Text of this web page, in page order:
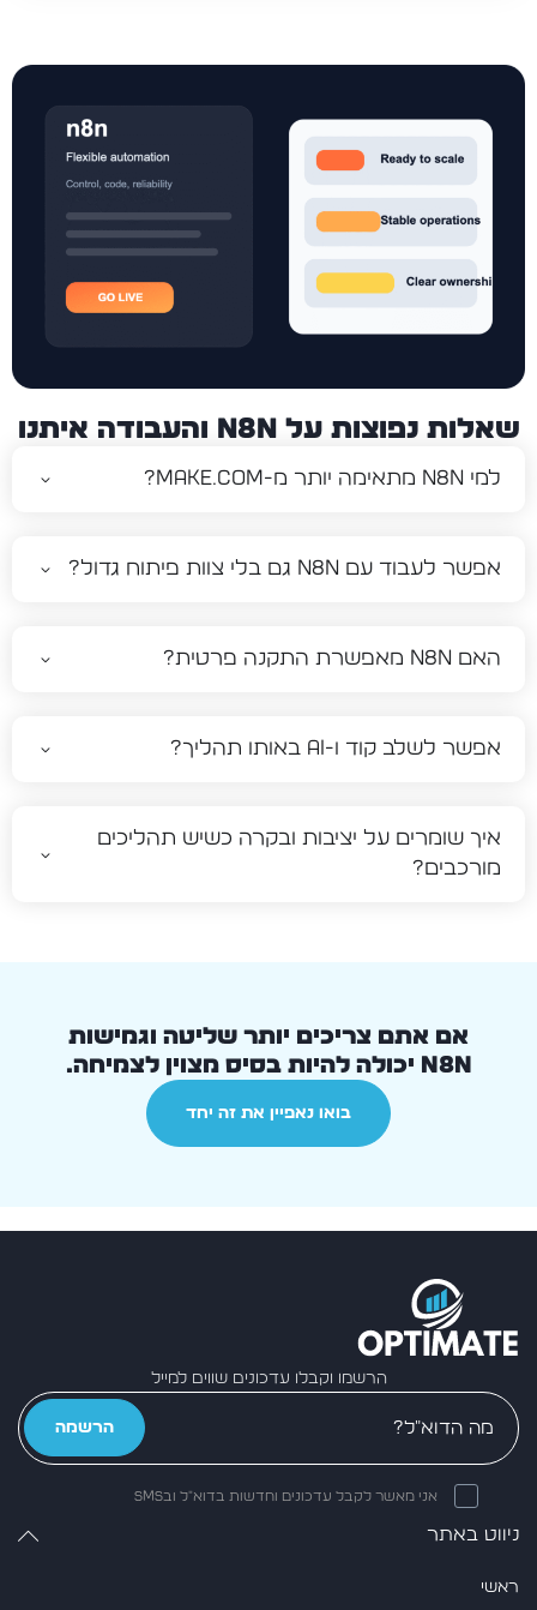
שאלות נפוצות על n8n והעבודה איתנו
למי n8n מתאימה יותר מ-Make.com?
אפשר לעבוד עם n8n גם בלי צוות פיתוח גדול?
האם n8n מאפשרת התקנה פרטית?
אפשר לשלב קוד ו-AI באותו תהליך?
איך שומרים על יציבות ובקרה כשיש תהליכים
מורכבים?
אם אתם צריכים יותר שליטה וגמישות
n8n יכולה להיות בסיס מצוין לצמיחה.
בואו נאפיין את זה יחד
הרשמו וקבלו עדכונים שווים למייל
אני מאשר לקבל עדכונים וחדשות בדוא״ל ובSMS
הרשמה
ניווט באתר
ראשי